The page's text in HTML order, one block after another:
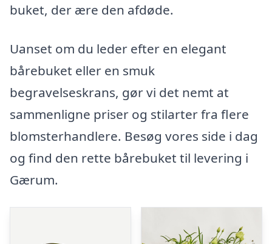
buket, der ære den afdøde.
Uanset om du leder efter en elegant
bårebuket eller en smuk
begravelseskrans, gør vi det nemt at
sammenligne priser og stilarter fra flere
blomsterhandlere. Besøg vores side i dag
og find den rette bårebuket til levering i
Gærum.